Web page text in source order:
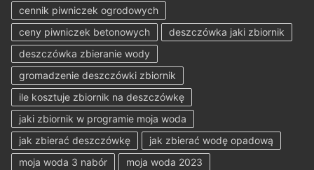
cennik piwniczek ogrodowych
ceny piwniczek betonowych
deszczówka jaki zbiornik
deszczówka zbieranie wody
gromadzenie deszczówki zbiornik
ile kosztuje zbiornik na deszczówkę
jaki zbiornik w programie moja woda
jak zbierać deszczówkę
jak zbierać wodę opadową
moja woda 3 nabór
moja woda 2023